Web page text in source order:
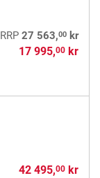
RRP 27 563,00kr
17 995,00kr
42 495,00kr